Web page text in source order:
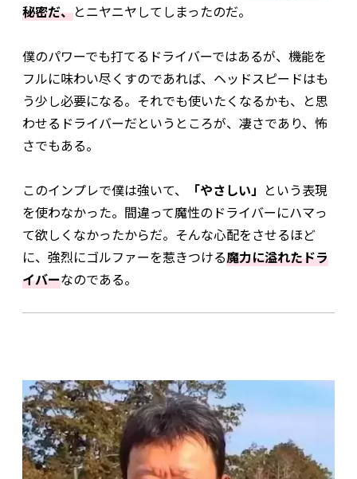
秘密だ、とニヤニヤしてしまったのだ。
僕のパワーでも打てるドライバーではあるが、機能を
フルに味わい尽くすのであれば、ヘッドスピードはも
う少し必要になる。それでも使いたくなるかも、と思
わせるドライバーだというところが、凄さであり、怖
さでもある。
このインプレで僕は強いて、 「やさしい」 という表現
を使わなかった。間違って魔性のドライバーにハマっ
て欲しくなかったからだ。そんな心配をさせるほど
に、強烈にゴルファーを惹きつける魔力に溢れたドラ
イバーなのである。